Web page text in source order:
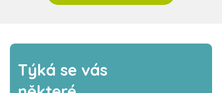
Týká se vás